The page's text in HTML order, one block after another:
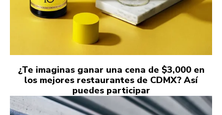
¿Te imaginas ganar una cena de $3,000 en
los mejores restaurantes de CDMX? Así
puedes participar